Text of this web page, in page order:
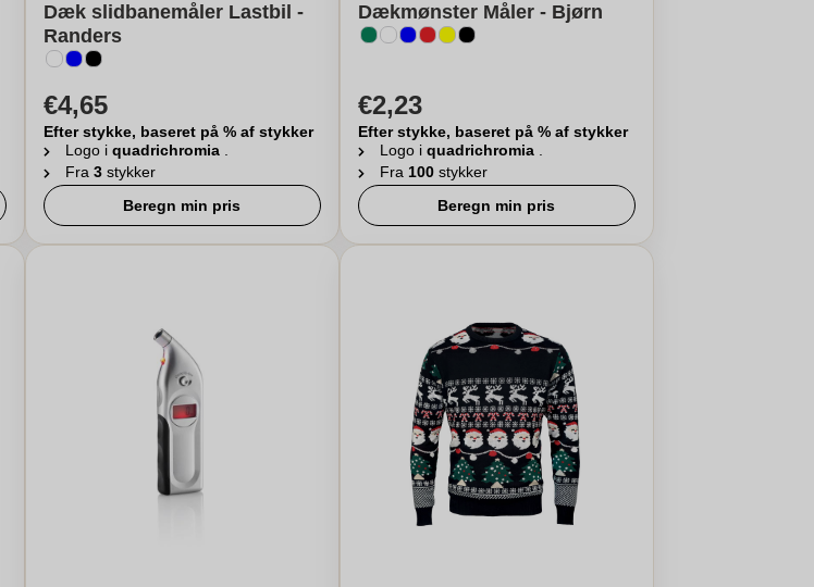
Dæk slidbanemåler Lastbil -
Randers
€4,65
Efter stykke, baseret på % af stykker
Logo i quadrichromia .
Fra 3 stykker
Beregn min pris
Dækmønster Måler - Bjørn
€2,23
Efter stykke, baseret på % af stykker
Logo i quadrichromia .
Fra 100 stykker
Beregn min pris